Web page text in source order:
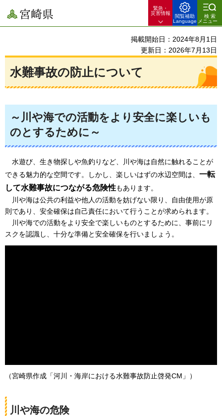
宮崎県
緊急・
災害情報
閲覧補助
Language
検索
メニュー
掲載開始日：2024年8月1日
更新日：2026年7月13日
水難事故の防止について
～川や海での活動をより安全に楽しいも
のとするために～
水遊び、生き物探しや魚釣りなど、川や海は自然に触れることが
できる魅力的な空間です。しかし、楽しいはずの水辺空間は、 一転
して水難事故につながる危険性もあります。
川や海は公共の利益や他人の活動を妨げない限り、自由使用が原
則であり、安全確保は自己責任において行うことが求められます。
川や海での活動をより安全で楽しいものとするために、事前にリ
スクを認識し、十分な準備と安全確保を行いましょう。
（宮崎県作成「河川・海岸における水難事故防止啓発CM」）
川や海の危険